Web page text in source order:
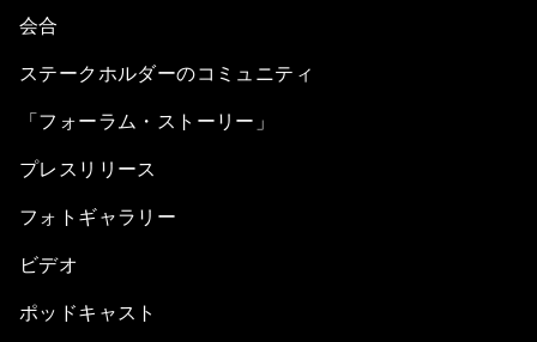
会合
ステークホルダーのコミュニティ
「フォーラム・ストーリー」
プレスリリース
フォトギャラリー
ビデオ
ポッドキャスト